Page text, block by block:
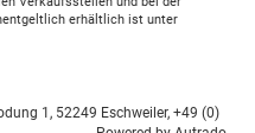
erhältlich ist unter
1 , 52249 Eschweiler, +49 (0)